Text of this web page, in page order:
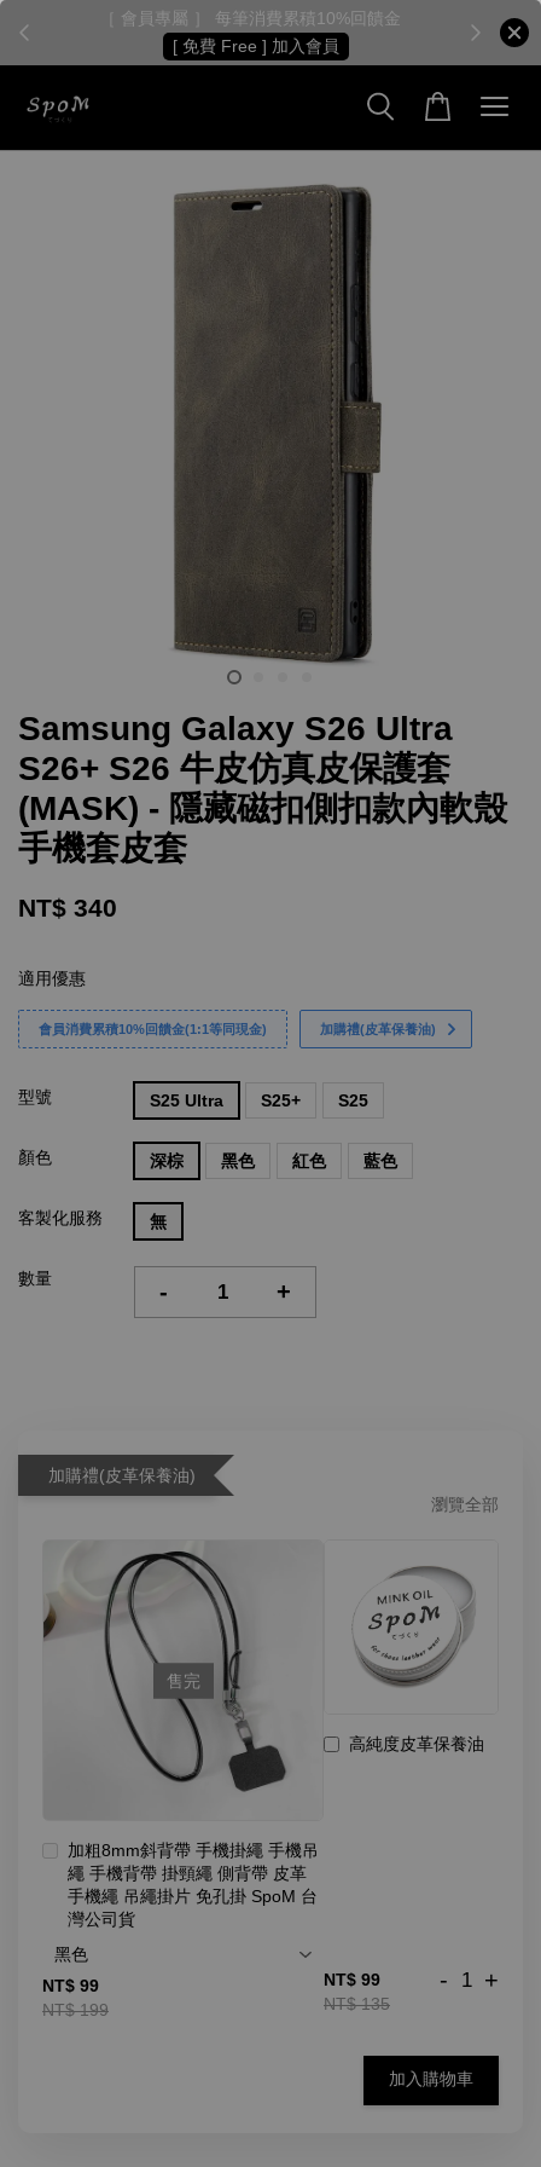
［ 會員專屬 ］ 每筆消費累積10%回饋金
[ 免費 Free ] 加入會員
Samsung Galaxy S26 Ultra
S26+ S26 牛皮仿真皮保護套
(MASK) - 隱藏磁扣側扣款內軟殼
手機套皮套
NT$ 340
適用優惠
會員消費累積10%回饋金(1:1等同現金) 加購禮(皮革保養油)
型號 S25 Ultra S25+ S25
顏色 深棕 黑色 紅色 藍色
客製化服務 無
數量 - +
加購禮(皮革保養油)
瀏覽全部
售完
加粗8mm斜背帶 手機掛繩 手機吊
繩 手機背帶 掛頸繩 側背帶 皮革
手機繩 吊繩掛片 免孔掛 SpoM 台
灣公司貨
NT$ 99
NT$ 199
高純度皮革保養油
NT$ 99
NT$ 135
- +
加入購物車